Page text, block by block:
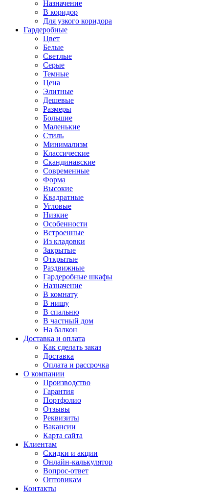
Назначение
В коридор
Для узкого коридора
Гардеробные
Цвет
Белые
Светлые
Серые
Темные
Цена
Элитные
Дешевые
Размеры
Большие
Маленькие
Стиль
Минимализм
Классические
Скандинавские
Современные
Форма
Высокие
Квадратные
Угловые
Низкие
Особенности
Встроенные
Из кладовки
Закрытые
Открытые
Раздвижные
Гардеробные шкафы
Назначение
В комнату
В нишу
В спальню
В частный дом
На балкон
Доставка и оплата
Как сделать заказ
Доставка
Оплата и рассрочка
О компании
Производство
Гарантия
Портфолио
Отзывы
Реквизиты
Вакансии
Карта сайта
Клиентам
Скидки и акции
Онлайн-калькулятор
Вопрос-ответ
Оптовикам
Контакты